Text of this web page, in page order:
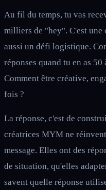
Au fil du temps, tu vas
milliers de "hey". C'est
aussi un défi logistique.
réponses quand tu en as 50
Comment être créative,
fois ?
La réponse, c'est de
créatrices MYM ne
message. Elles ont des
de situation, qu'elles
savent quelle réponse